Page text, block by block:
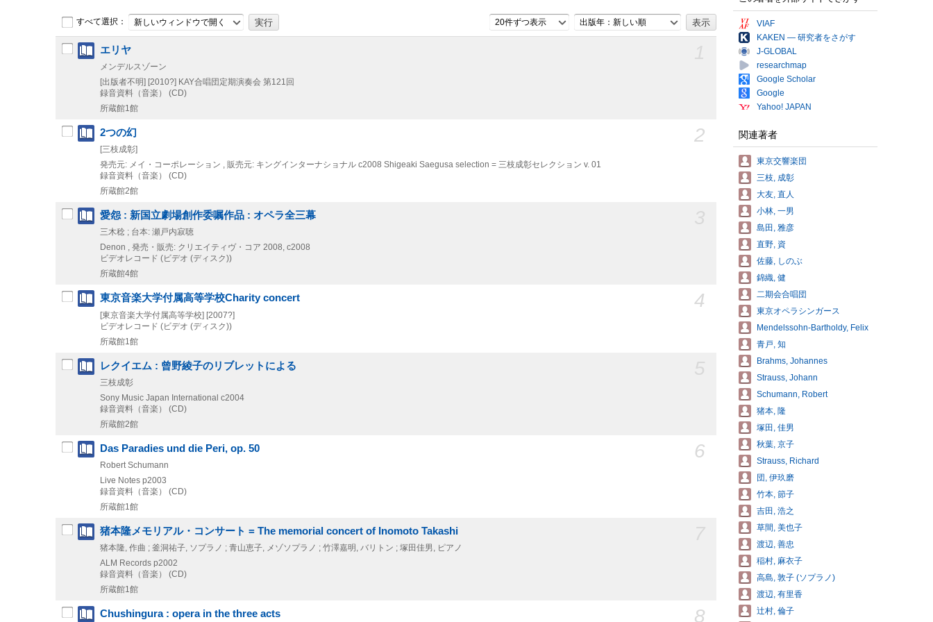
すべて選択： 新しいウィンドウで開く 20件ずつ表示 出版年：新しい順
エリヤ
メンデルスゾーン
[出版者不明] [2010?] KAY合唱団定期演奏会 第121回
録音資料（音楽） (CD)
所蔵館1館
2
2つの幻
[三枝成彰]
発売元: メイ・コーポレーション , 販売元: キングインターナショナル c2008 Shigeaki Saegusa selection = 三枝成彰セレクション v. 01
録音資料（音楽） (CD)
所蔵館2館
愛怨 : 新国立劇場創作委嘱作品 : オペラ全三幕
三木稔 ; 台本: 瀬戸内寂聴
Denon , 発売・販売: クリエイティヴ・コア 2008, c2008
ビデオレコード (ビデオ (ディスク))
所蔵館4館
4
東京音楽大学付属高等学校Charity concert
[東京音楽大学付属高等学校] [2007?]
ビデオレコード (ビデオ (ディスク))
所蔵館1館
レクイエム : 曾野綾子のリブレットによる
三枝成彰
Sony Music Japan International c2004
録音資料（音楽） (CD)
所蔵館2館
6
Das Paradies und die Peri, op. 50
Robert Schumann
Live Notes p2003
録音資料（音楽） (CD)
所蔵館1館
猪本隆メモリアル・コンサート = The memorial concert of Inomoto Takashi
猪本隆, 作曲 ; 釜洞祐子, ソプラノ ; 青山恵子, メゾソプラノ ; 竹澤嘉明, バリトン ; 塚田佳男, ピアノ
ALM Records p2002
録音資料（音楽） (CD)
所蔵館1館
8
Chushingura : opera in the three acts
VIAF
KAKEN — 研究者をさがす
J-GLOBAL
researchmap
Google Scholar
Google
Yahoo! JAPAN
関連著者
東京交響楽団
三枝, 成彰
大友, 直人
小林, 一男
島田, 雅彦
直野, 資
佐藤, しのぶ
錦織, 健
二期会合唱団
東京オペラシンガース
Mendelssohn-Bartholdy, Felix
青戸, 知
Brahms, Johannes
Strauss, Johann
Schumann, Robert
猪本, 隆
塚田, 佳男
秋葉, 京子
Strauss, Richard
団, 伊玖磨
竹本, 節子
吉田, 浩之
草間, 美也子
渡辺, 善忠
稲村, 麻衣子
高島, 敦子 (ソプラノ)
渡辺, 有里香
辻村, 倫子